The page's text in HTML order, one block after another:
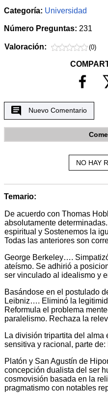
Categoría: Universidad
Número Preguntas: 231
Valoración: (0)
Nuevo Comentario
NO HAY
Temario:
De acuerdo con Thomas
absolutamente
espiritual y Sostenemos la
Todas las anteriores son
George Berkeley….
ateísmo. Se adhirió a
ser vinculado al idealismo y
Basándose en el postulado
Leibniz…. Eliminó la
Reformula el problema
paralelismo. Rechaza la
La división tripartita del
sensitiva y racional, parte
Platón y San Agustín de
concepción dualista del ser
cosmovisión basada en la
pragmatismo con notables